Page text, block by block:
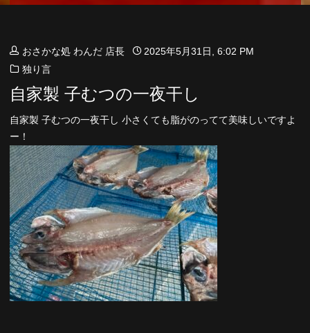
ー
おさかな処 わんだ 店長
2025年5月31日, 6:02 PM
独り言
自家製 子むつの一夜干し
自家製 子むつの一夜干し 小さくても脂がのってて美味しいですよ
ー！